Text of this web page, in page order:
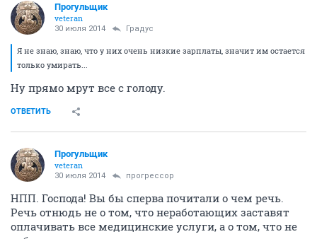
Прогульщик
veteran
30 июля 2014 Градус
Я не знаю, знаю, что у них очень низкие зарплаты, значит им остается
только умирать...
Ну прямо мрут все с голоду.
ОТВЕТИТЬ
Прогульщик
veteran
30 июля 2014 прогрессор
НПП. Господа! Вы бы сперва почитали о чем речь.
Речь отнюдь не о том, что неработающих заставят
оплачивать все медицинские услуги, а о том, что не